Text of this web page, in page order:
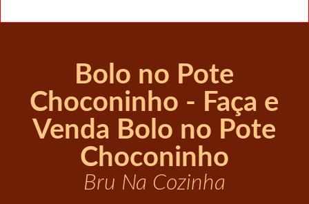
Bolo no Pote
Choconinho - Faça e
Venda Bolo no Pote
Choconinho
Bru Na Cozinha